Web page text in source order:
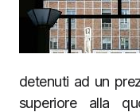
detenuti ad un
superiore alla